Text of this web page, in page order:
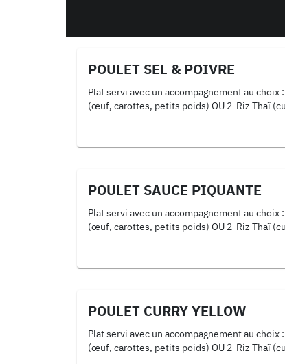
POULET SEL & POIVRE
Plat servi avec un accompagnement au choix : 1-Riz Cantonais
(œuf, carottes, petits poids) OU 2-Riz Thaï (curry, œuf,
POULET SAUCE PIQUANTE
Plat servi avec un accompagnement au choix : 1-Riz Cantonais
(œuf, carottes, petits poids) OU 2-Riz Thaï (curry, œuf,
POULET CURRY YELLOW
Plat servi avec un accompagnement au choix : 1-Riz Cantonais
(œuf, carottes, petits poids) OU 2-Riz Thaï (curry, œuf,